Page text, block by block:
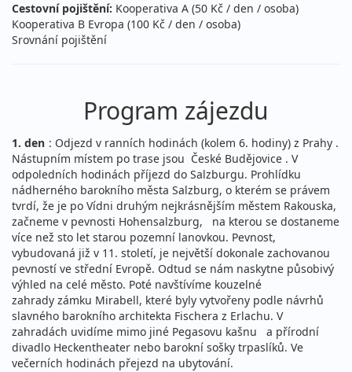
Cestovní pojištění: Kooperativa A (50 Kč / den / osoba)
Kooperativa B Evropa (100 Kč / den / osoba)
Srovnání pojištění
Program zájezdu
1. den : Odjezd v ranních hodinách (kolem 6. hodiny) z Prahy .
Nástupním místem po trase jsou České Budějovice . V
odpoledních hodinách příjezd do Salzburgu. Prohlídku
nádherného barokního města Salzburg, o kterém se právem
tvrdí, že je po Vídni druhým nejkrásnějším městem Rakouska,
začneme v pevnosti Hohensalzburg, na kterou se dostaneme
více než sto let starou pozemní lanovkou. Pevnost,
vybudovaná již v 11. století, je největší dokonale zachovanou
pevností ve střední Evropě. Odtud se nám naskytne působivý
výhled na celé město. Poté navštívíme kouzelné
zahrady zámku Mirabell, které byly vytvořeny podle návrhů
slavného barokního architekta Fischera z Erlachu. V
zahradách uvidíme mimo jiné Pegasovu kašnu a přírodní
divadlo Heckentheater nebo barokní sošky trpaslíků. Ve
večerních hodinách přejezd na ubytování.